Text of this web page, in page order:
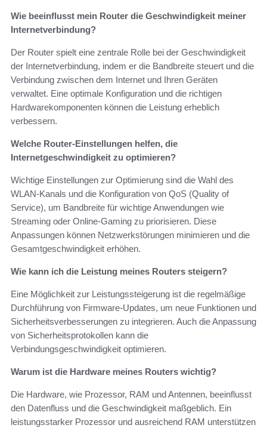
Wie beeinflusst mein Router die Geschwindigkeit meiner
Internetverbindung?
Der Router spielt eine zentrale Rolle bei der Geschwindigkeit
der Internetverbindung, indem er die Bandbreite steuert und die
Verbindung zwischen dem Internet und Ihren Geräten
verwaltet. Eine optimale Konfiguration und die richtigen
Hardwarekomponenten können die Leistung erheblich
verbessern.
Welche Router-Einstellungen helfen, die
Internetgeschwindigkeit zu optimieren?
Wichtige Einstellungen zur Optimierung sind die Wahl des
WLAN-Kanals und die Konfiguration von QoS (Quality of
Service), um Bandbreite für wichtige Anwendungen wie
Streaming oder Online-Gaming zu priorisieren. Diese
Anpassungen können Netzwerkstörungen minimieren und die
Gesamtgeschwindigkeit erhöhen.
Wie kann ich die Leistung meines Routers steigern?
Eine Möglichkeit zur Leistungssteigerung ist die regelmäßige
Durchführung von Firmware-Updates, um neue Funktionen und
Sicherheitsverbesserungen zu integrieren. Auch die Anpassung
von Sicherheitsprotokollen kann die
Verbindungsgeschwindigkeit optimieren.
Warum ist die Hardware meines Routers wichtig?
Die Hardware, wie Prozessor, RAM und Antennen, beeinflusst
den Datenfluss und die Geschwindigkeit maßgeblich. Ein
leistungsstarker Prozessor und ausreichend RAM unterstützen